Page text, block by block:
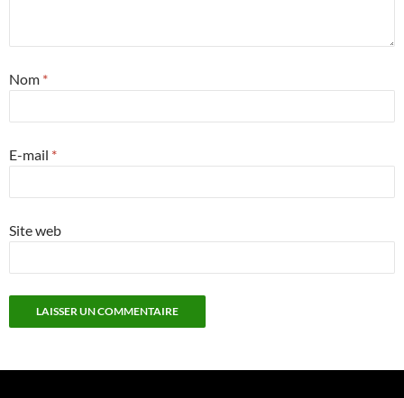
Nom *
E-mail *
Site web